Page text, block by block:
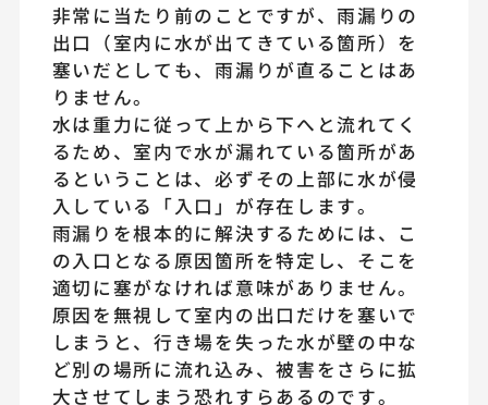
非常に当たり前のことですが、雨漏りの
出口（室内に水が出てきている箇所）を
塞いだとしても、雨漏りが直ることはあ
りません。
水は重力に従って上から下へと流れてく
るため、室内で水が漏れている箇所があ
るということは、必ずその上部に水が侵
入している「入口」が存在します。
雨漏りを根本的に解決するためには、こ
の入口となる原因箇所を特定し、そこを
適切に塞がなければ意味がありません。
原因を無視して室内の出口だけを塞いで
しまうと、行き場を失った水が壁の中な
ど別の場所に流れ込み、被害をさらに拡
大させてしまう恐れすらあるのです。